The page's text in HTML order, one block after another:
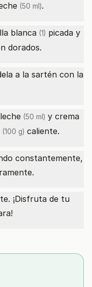
(50 ml).
blanca (1) picada y
dorados.
a la sartén con la
leche (50 ml) y crema
(100 g) caliente.
constantemente,
¡Disfruta de tu